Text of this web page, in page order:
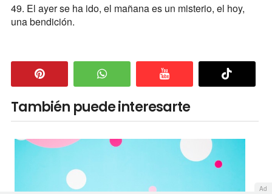
49. El ayer se ha ido, el mañana es un misterio, el hoy,
una bendición.
También puede interesarte
Ad